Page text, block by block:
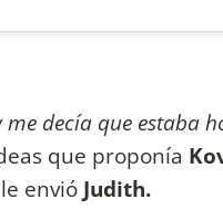
decía que estaba
que proponía
envió Judith.